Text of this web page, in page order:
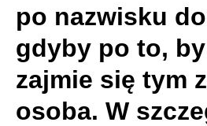
po nazwisku
gdyby po to,
zajmie się tym
osoba. W